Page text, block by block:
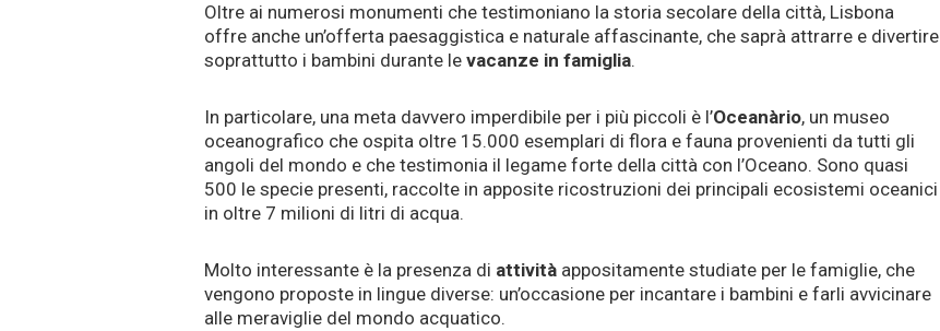
Oltre ai numerosi monumenti che testimoniano la storia secolare della città, Lisbona
offre anche un’offerta paesaggistica e naturale affascinante, che saprà attrarre e divertire
soprattutto i bambini durante le vacanze in famiglia.
In particolare, una meta davvero imperdibile per i più piccoli è l’Oceanàrio, un museo
oceanografico che ospita oltre 15.000 esemplari di flora e fauna provenienti da tutti gli
angoli del mondo e che testimonia il legame forte della città con l’Oceano. Sono quasi
500 le specie presenti, raccolte in apposite ricostruzioni dei principali ecosistemi oceanici
in oltre 7 milioni di litri di acqua.
Molto interessante è la presenza di attività appositamente studiate per le famiglie, che
vengono proposte in lingue diverse: un’occasione per incantare i bambini e farli avvicinare
alle meraviglie del mondo acquatico.